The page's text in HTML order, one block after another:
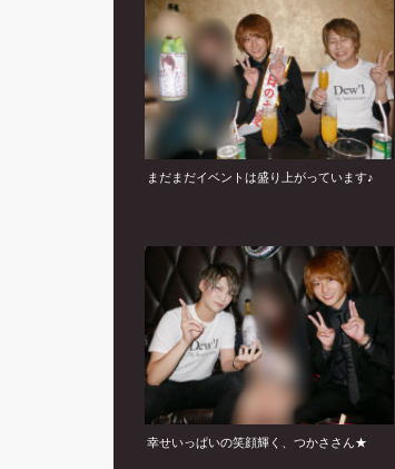
まだまだイベントは盛り上がっています♪
幸せいっぱいの笑顔輝く、つかささん★